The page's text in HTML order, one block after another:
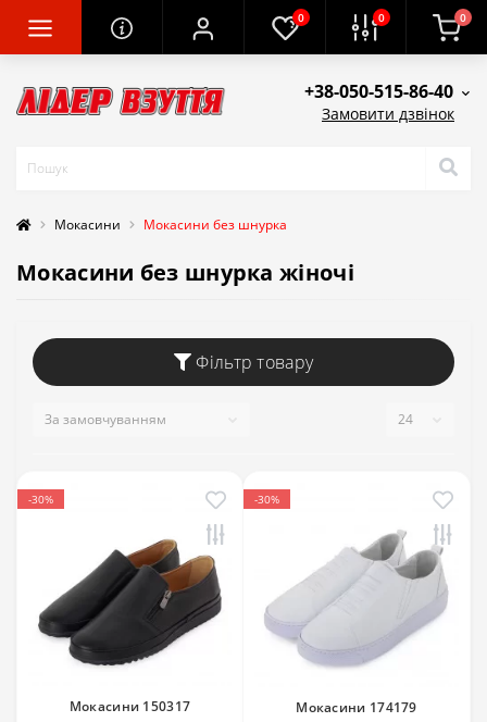
0 0 0
+38-050-515-86-40
Замовити дзвінок
Мокасини Мокасини без шнурка
Мокасини без шнурка жіночі
Фільтр товару
-30%
Мокасини 150317
-30%
Мокасини 174179